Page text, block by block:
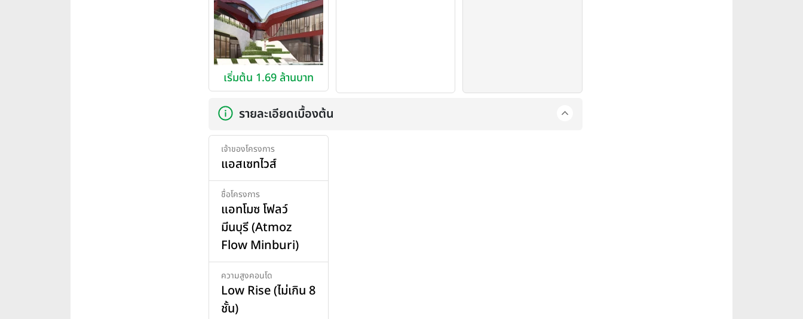
เริ่มต้น 1.69 ล้านบาท
รายละเอียดเบื้องต้น
เจ้าของโครงการ
แอสเซทไวส์
ชื่อโครงการ
แอทโมซ โฟลว์
มีนบุรี (Atmoz
Flow Minburi)
ความสูงคอนโด
Low Rise (ไม่เกิน 8
ชั้น)